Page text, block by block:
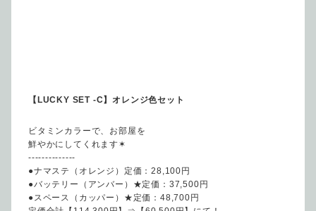
【LUCKY SET -C】オレンジ色セット
ビタミンカラーで、お部屋を
鮮やかにしてくれます✶
--------------
●ナマステ（オレンジ）定価：28,100円
●バッテリー（アンバー）★定価：37,500円
●スペース（カッパー）★定価：48,700円